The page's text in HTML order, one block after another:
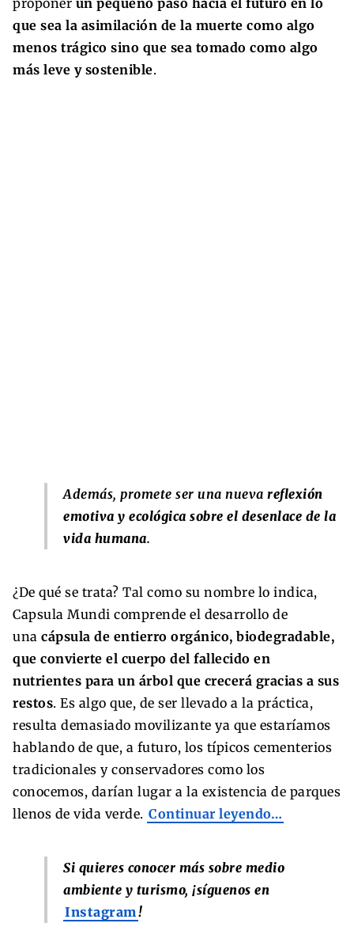
que sea la asimilación de la muerte como algo
menos trágico sino que sea tomado como algo
más leve y sostenible.
Además, promete ser una nueva reflexión
emotiva y ecológica sobre el desenlace de la
vida humana.
¿De qué se trata? Tal como su nombre lo indica,
Capsula Mundi comprende el desarrollo de
una cápsula de entierro orgánico, biodegradable,
que convierte el cuerpo del fallecido en
nutrientes para un árbol que crecerá gracias a sus
restos. Es algo que, de ser llevado a la práctica,
resulta demasiado movilizante ya que estaríamos
hablando de que, a futuro, los típicos cementerios
tradicionales y conservadores como los
conocemos, darían lugar a la existencia de parques
llenos de vida verde. Continuar leyendo…
Si quieres conocer más sobre medio
ambiente y turismo, ¡síguenos en
Instagram!